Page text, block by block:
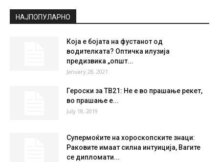
НАЈПОПУЛАРНО
Која е бојата на фустанот од
водителката? Оптичка илузија
предизвика „општ...
January 28, 2021
Героски за ТВ21: Не е во прашање рекет,
во прашање е...
July 18, 2019
Супермоќите на хороскопските знаци:
Раковите имаат силна интуиција, Вагите
се дипломати...